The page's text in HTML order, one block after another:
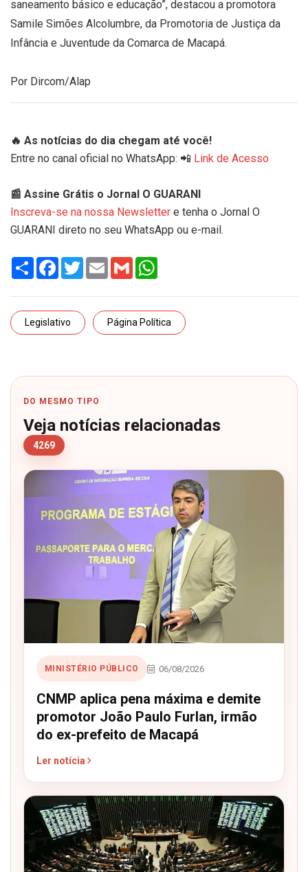
saneamento básico e educação”, destacou a promotora
Samile Simões Alcolumbre, da Promotoria de Justiça da
Infância e Juventude da Comarca de Macapá.
Por Dircom/Alap
🔥 As notícias do dia chegam até você!
Entre no canal oficial no WhatsApp: 📲 Link de Acesso
📰 Assine Grátis o Jornal O GUARANI
Inscreva-se na nossa Newsletter e tenha o Jornal O
GUARANI direto no seu WhatsApp ou e-mail.
Share Facebook
TwitterEmail Gmail
Legislativo Página Política
DO MESMO TIPO
Veja notícias relacionadas
4269
MINISTÉRIO PÚBLICO 06/08/2026
CNMP aplica pena máxima e demite
promotor João Paulo Furlan, irmão
do ex-prefeito de Macapá
Ler notícia